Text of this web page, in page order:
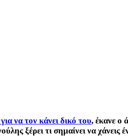
να τον κάνει δικό του, έκανε ο
ξέρει τι σημαίνει να χάνεις